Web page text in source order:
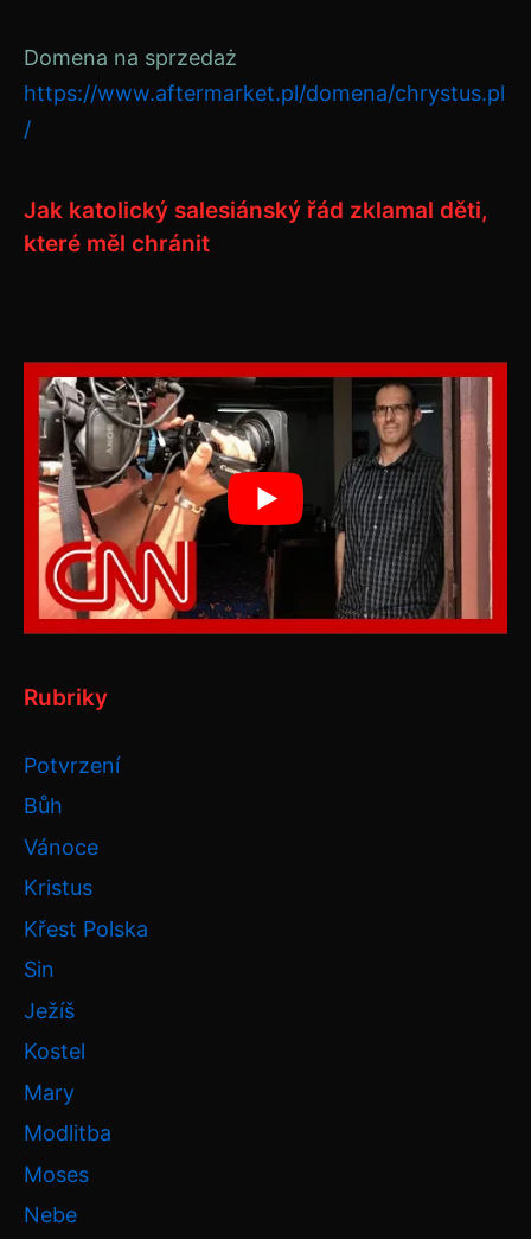
Domena na sprzedaż
https://www.aftermarket.pl/domena/chrystus.pl
/
Jak katolický salesiánský řád zklamal děti,
které měl chránit
Rubriky
Potvrzení
Bůh
Vánoce
Kristus
Křest Polska
Sin
Ježíš
Kostel
Mary
Modlitba
Moses
Nebe